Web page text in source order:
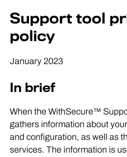
Support tool
policy
January 2023
In brief
When the WithSecure™
gathers information about
and configuration, as well as
services. The information is